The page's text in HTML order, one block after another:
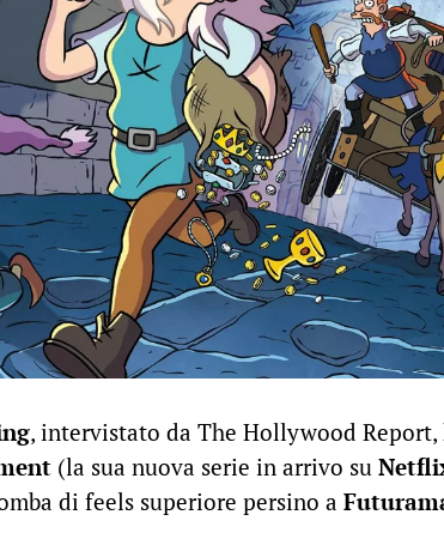
, intervistato da The Hollywood
(la sua nuova serie in arrivo su
di feels superiore persino a